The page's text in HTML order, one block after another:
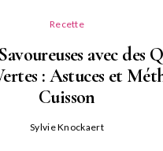
Recette
avec des
: Astuces et
Cuisson
Sylvie Knockaert